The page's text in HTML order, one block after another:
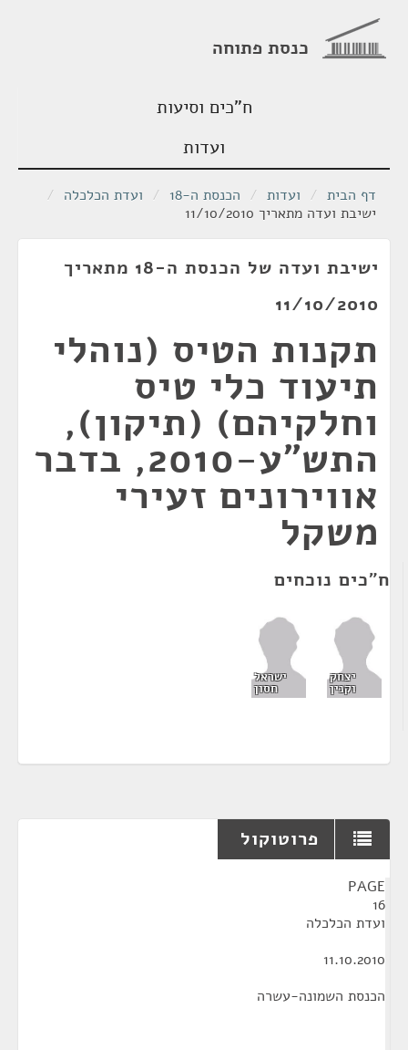
כנסת פתוחה
ח"כים וסיעות
ועדות
דף הבית / ועדות / הכנסת ה-18 / ועדת הכלכלה /
ישיבת ועדה מתאריך 11/10/2010
ישיבת ועדה של הכנסת ה-18 מתאריך
11/10/2010
תקנות הטיס (נוהלי
תיעוד כלי טיס
וחלקיהם) (תיקון),
התש"ע-2010, בדבר
אווירונים זעירי
משקל
ח"כים נוכחים
יצחק
וקנין
ישראל
חסון
פרוטוקול
PAGE
16
ועדת הכלכלה
11.10.2010
הכנסת השמונה-עשרה